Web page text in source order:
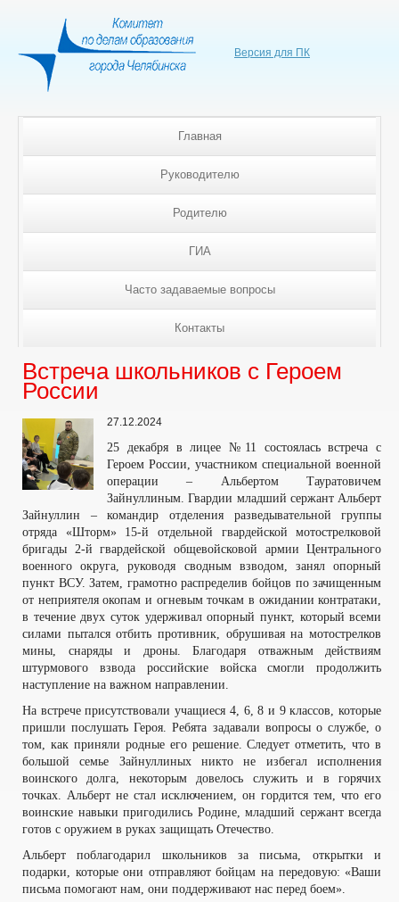
Версия для ПК
Главная
Руководителю
Родителю
ГИА
Часто задаваемые вопросы
Контакты
Встреча школьников с Героем
России
27.12.2024
25 декабря в лицее №11 состоялась встреча с
Героем России, участником специальной военной
операции – Альбертом Тауратовичем
Зайнуллиным. Гвардии младший сержант Альберт
Зайнуллин – командир отделения разведывательной группы
отряда «Шторм» 15-й отдельной гвардейской мотострелковой
бригады 2-й гвардейской общевойсковой армии Центрального
военного округа, руководя сводным взводом, занял опорный
пункт ВСУ. Затем, грамотно распределив бойцов по зачищенным
от неприятеля окопам и огневым точкам в ожидании контратаки,
в течение двух суток удерживал опорный пункт, который всеми
силами пытался отбить противник, обрушивая на мотострелков
мины, снаряды и дроны. Благодаря отважным действиям
штурмового взвода российские войска смогли продолжить
наступление на важном направлении.
На встрече присутствовали учащиеся 4, 6, 8 и 9 классов, которые
пришли послушать Героя. Ребята задавали вопросы о службе, о
том, как приняли родные его решение. Следует отметить, что в
большой семье Зайнуллиных никто не избегал исполнения
воинского долга, некоторым довелось служить и в горячих
точках. Альберт не стал исключением, он гордится тем, что его
воинские навыки пригодились Родине, младший сержант всегда
готов с оружием в руках защищать Отечество.
Альберт поблагодарил школьников за письма, открытки и
подарки, которые они отправляют бойцам на передовую: «Ваши
письма помогают нам, они поддерживают нас перед боем».